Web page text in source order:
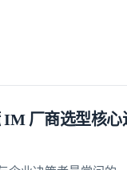
厂商选型核心